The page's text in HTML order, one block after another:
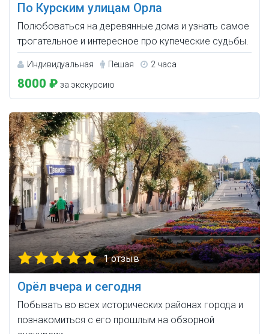
По Курским улицам Орла
Полюбоваться на деревянные дома и узнать самое
трогательное и интересное про купеческие судьбы.
Индивидуальная Пешая 2 часа
8000 ₽ за экскурсию
1 отзыв
Орёл вчера и сегодня
Побывать во всех исторических районах города и
познакомиться с его прошлым на обзорной